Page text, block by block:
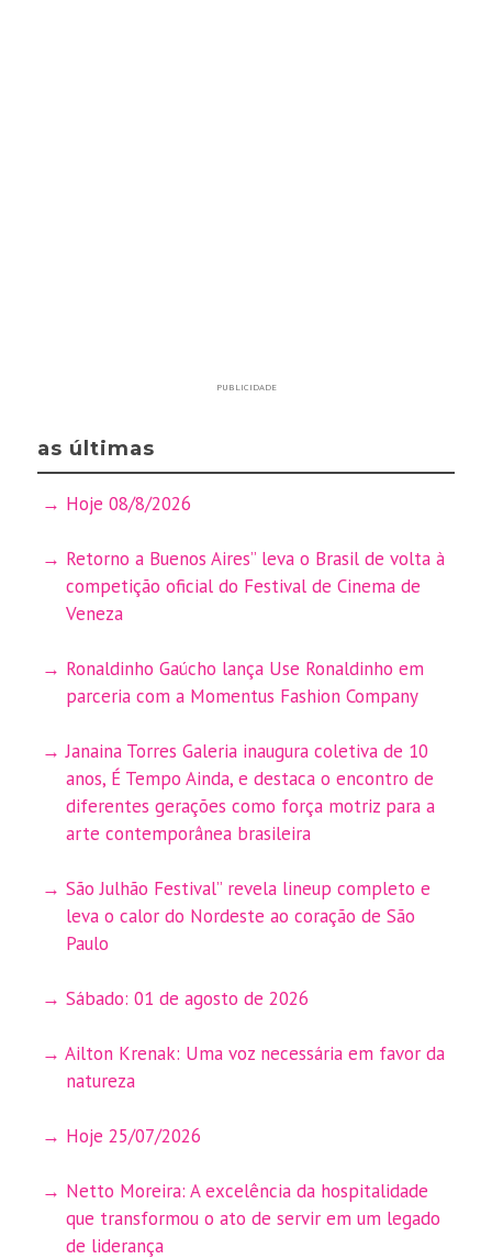
PUBLICIDADE
as últimas
Hoje 08/8/2026
Retorno a Buenos Aires” leva o Brasil de volta à
competição oficial do Festival de Cinema de
Veneza
Ronaldinho Gaúcho lança Use Ronaldinho em
parceria com a Momentus Fashion Company
Janaina Torres Galeria inaugura coletiva de 10
anos, É Tempo Ainda, e destaca o encontro de
diferentes gerações como força motriz para a
arte contemporânea brasileira
São Julhão Festival” revela lineup completo e
leva o calor do Nordeste ao coração de São
Paulo
Sábado: 01 de agosto de 2026
Ailton Krenak: Uma voz necessária em favor da
natureza
Hoje 25/07/2026
Netto Moreira: A excelência da hospitalidade
que transformou o ato de servir em um legado
de liderança